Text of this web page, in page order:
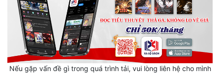
Mạt Thế
Mỹ Thực
Ngôn Tình
Ngược
Nếu gặp vấn đề gì trong quá trình tải, vui lòng liên hệ cho mình